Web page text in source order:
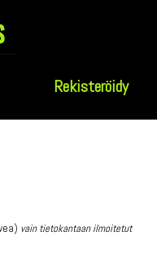
Rekisteröidy
vain tietokantaan ilmoitetut